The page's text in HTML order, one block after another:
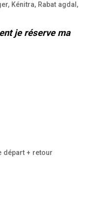
Kénitra, Rabat agdal,
je réserve ma
départ + retour